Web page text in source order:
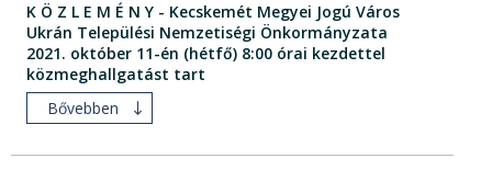
K Ö Z L E M É N Y - Kecskemét Megyei Jogú Város
Ukrán Települési Nemzetiségi Önkormányzata
2021. október 11-én (hétfő) 8:00 órai kezdettel
közmeghallgatást tart
Bővebben